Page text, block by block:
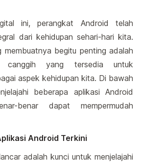
ini, perangkat Android telah
dari kehidupan sehari-hari kita.
membuatnya begitu penting adalah
canggih yang tersedia untuk
aspek kehidupan kita. Di bawah
beberapa aplikasi Android
benar dapat mempermudah
Android Terkini
adalah kunci untuk menjelajahi